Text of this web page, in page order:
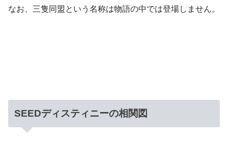
なお、三隻同盟という名称は物語の中では登場しません。
SEEDディスティニーの相関図